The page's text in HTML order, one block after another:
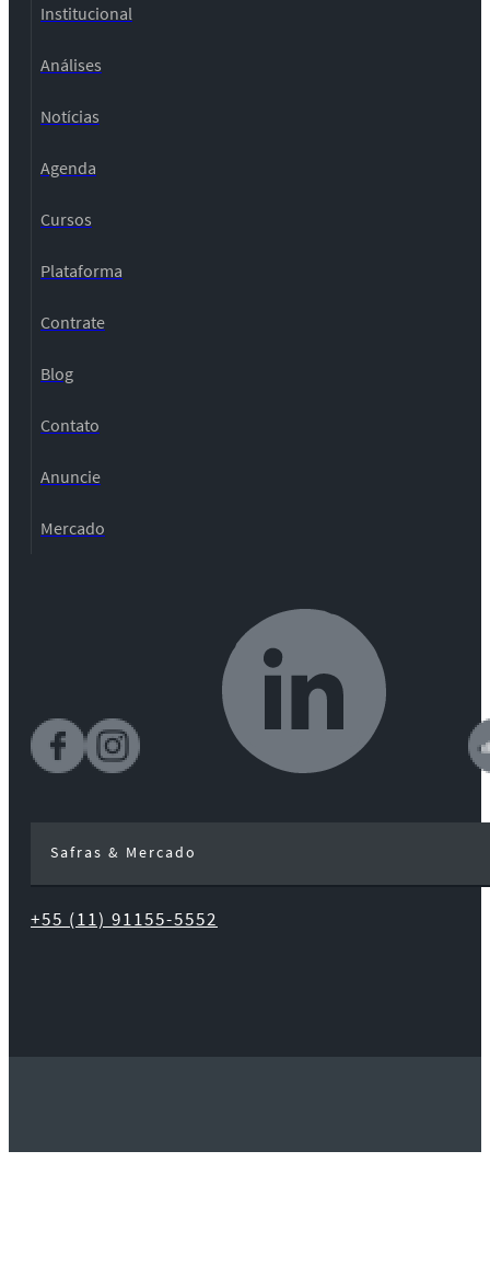
Institucional
Análises
Notícias
Agenda
Cursos
Plataforma
Contrate
Blog
Contato
Anuncie
Mercado
Safras & Mercado
+55 (11) 91155-5552